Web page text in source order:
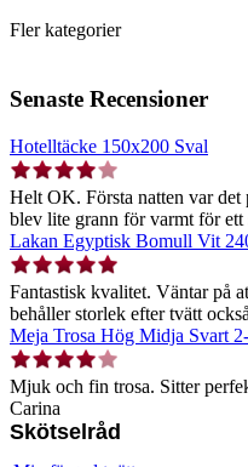
Fler kategorier
Senaste Recensioner
Hotelltäcke 150x200 Sval
Helt OK. Första natten var
blev lite grann för varmt för
Lakan Egyptisk Bomull Vit
Fantastisk kvalitet. Väntar på
behåller storlek efter tvätt
Meja Trosa Hög Midja Svart
Mjuk och fin trosa. Sitter
Carina
Skötselråd